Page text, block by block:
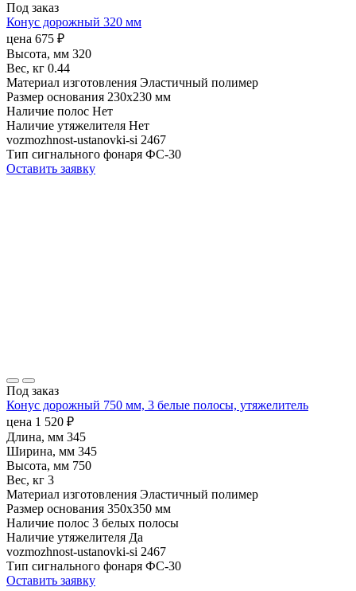
Под заказ
Конус дорожный 320 мм
цена 675 ₽
Высота, мм 320
Вес, кг 0.44
Материал изготовления Эластичный полимер
Размер основания 230х230 мм
Наличие полос Нет
Наличие утяжелителя Нет
vozmozhnost-ustanovki-si 2467
Тип сигнального фонаря ФС-30
Оставить заявку
Под заказ
Конус дорожный 750 мм, 3 белые полосы, утяжелитель
цена 1 520 ₽
Длина, мм 345
Ширина, мм 345
Высота, мм 750
Вес, кг 3
Материал изготовления Эластичный полимер
Размер основания 350х350 мм
Наличие полос 3 белых полосы
Наличие утяжелителя Да
vozmozhnost-ustanovki-si 2467
Тип сигнального фонаря ФС-30
Оставить заявку